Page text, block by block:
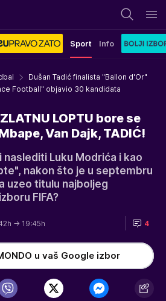
Sport Info
Dušan Tadić finalista "Ballon d'Or"
Football" objavio 30 kandidata
LOPTU bore se
Van Dajk, TADIĆ!
naslediti Luku Modrića i kao
nakon što je u septembru
uzeo titulu najboljeg
FIFA?
→ 19:45h 4
u vaš Google izbor